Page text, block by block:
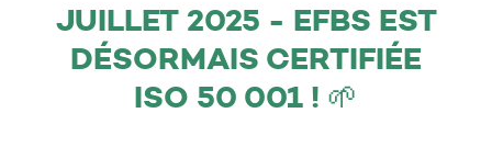
JUILLET 2025 - EFBS EST
DÉSORMAIS CERTIFIÉE
ISO 50 001 ! 🌱